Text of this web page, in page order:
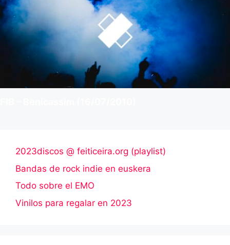
2023discos @ feiticeira.org (playlist)
Bandas de rock indie en euskera
Todo sobre el EMO
Vinilos para regalar en 2023